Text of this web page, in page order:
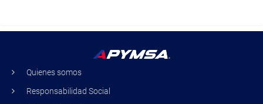
Quienes somos
Responsabilidad Social